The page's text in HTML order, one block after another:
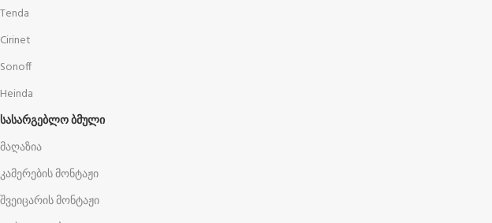
Tenda
Cirinet
Sonoff
Heinda
ᲡᲐᲡᲐᲠᲒᲔᲑᲚᲝ ᲑᲛᲣᲚᲘ
მაღაზია
კამერების მონტაჟი
შვეიცარის მონტაჟი